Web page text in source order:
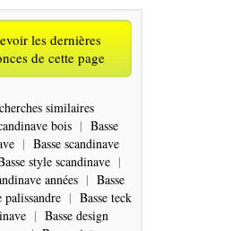
les dernières
de cette page
similaires
bois | Basse
| Basse scandinave
style scandinave |
années | Basse
palissandre | Basse teck
| Basse design